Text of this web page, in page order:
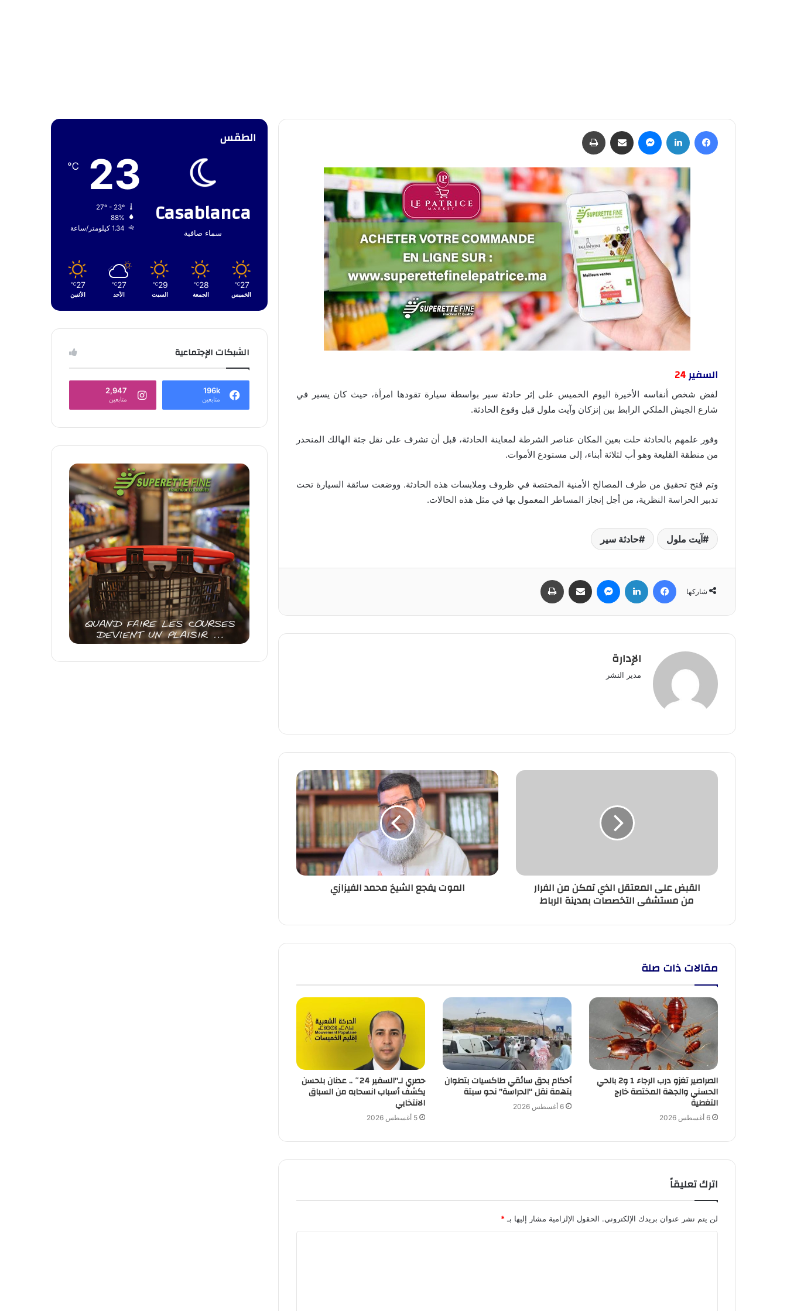
فيسبوك لينكدإن ماسنجر مشاركة عبر البريد
السفير24
لفض شخص أنفاسه الأخيرة اليوم الخميس على إثر حادثة سير بواسطة سيارة تقودها امرأة، حيث كان يسير في
شارع الجيش الملكي الرابط بين إنزكان وآيت ملول قبل وقوع الحادثة.
وفور علمهم بالحادثة حلت بعين المكان عناصر الشرطة لمعاينة الحادثة، قبل أن تشرف على نقل جثة الهالك المنحدر
من منطقة القليعة وهو أب لثلاثة أبناء، إلى مستودع الأموات.
وتم فتح تحقيق من طرف المصالح الأمنية المختصة في ظروف وملابسات هذه الحادثة. ووضعت سائقة السيارة تحت
تدبير الحراسة النظرية، من أجل إنجاز المساطر المعمول بها في مثل هذه الحالات.
آيت ملول حادثة سير
شاركها
فيسبوك لينكدإن ماسنجر مشاركة عبر البريد
الإدارة
مدير النشر
القبض
مستشفى
التخصصاتالقبض على المعتقل الذي تمكن من الفرار
من مستشفى التخصصات بمدينة الرباط
الموت
يفجع
الشيخ
محمد
الفيزازي
الموت يفجع الشيخ محمد الفيزازي
مقالات ذات صلة
الصراصير تغزو درب الرجاء 1 و2 بالحي
الحسني والجهة المختصة خارج
التغطية
6 أغسطس 2026
أحكام بحق سائقي طاكسيات بتطوان
بتهمة نقل “الحراسة” نحو سبتة
6 أغسطس 2026
حصري لـ”السفير 24″ .. عدنان بلحسن
يكشف أسباب انسحابه من السباق
الانتخابي
5 أغسطس 2026
اترك تعليقاً
لن يتم نشر عنوان بريدك الإلكتروني. الحقول الإلزامية مشار إليها بـ *
الطقس
Casablanca
سماء صافية
23
℃
88%
1.34 كيلومتر/ساعة
27
℃
الخميس
28
℃
الجمعة
29
℃
السبت
27
℃
الأحد
27
℃
الأثنين
الشبكات الإجتماعية
196k
متابعين
2,947
متابعين